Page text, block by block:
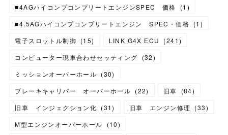
■4AGハイコンプコンプリートエンジンSPEC 価格 (1 )
■4.5AGハイコンプコンプリートエンジン SPEC・価格 (1 )
電子スロットル制御 (15) LINK G4X ECU (241)
コンピューター現車合わせセッティング
(32)
ミッションオーバーホール (30)
ブレーキキャリパー オーバーホール (22) 旧車 (84)
旧車 インジェクション化 (31) 旧車 エンジン修理 (33)
M型エンジンオーバーホール
(10)